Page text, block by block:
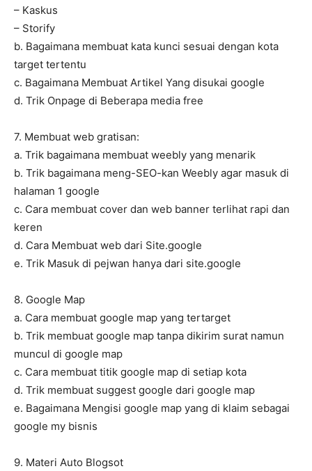
– Kaskus
– Storify
b. Bagaimana membuat kata kunci sesuai dengan kota
target tertentu
c. Bagaimana Membuat Artikel Yang disukai google
d. Trik Onpage di Beberapa media free
7. Membuat web gratisan:
a. Trik bagaimana membuat weebly yang menarik
b. Trik bagaimana meng-SEO-kan Weebly agar masuk di
halaman 1 google
c. Cara membuat cover dan web banner terlihat rapi dan
keren
d. Cara Membuat web dari Site.google
e. Trik Masuk di pejwan hanya dari site.google
8. Google Map
a. Cara membuat google map yang tertarget
b. Trik membuat google map tanpa dikirim surat namun
muncul di google map
c. Cara membuat titik google map di setiap kota
d. Trik membuat suggest google dari google map
e. Bagaimana Mengisi google map yang di klaim sebagai
google my bisnis
9. Materi Auto Blogsot